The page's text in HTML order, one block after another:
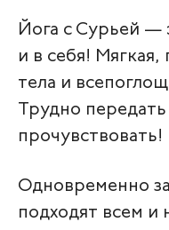
Йога с Сурьей —
и в себя! Мягкая,
тела и
Трудно
прочувствовать!
Одновременно
подходят всем и